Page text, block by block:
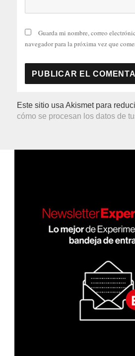
Guarda mi nombre, correo
navegador para la próxima vez que
Este sitio usa Akismet para
cómo se procesan los datos de